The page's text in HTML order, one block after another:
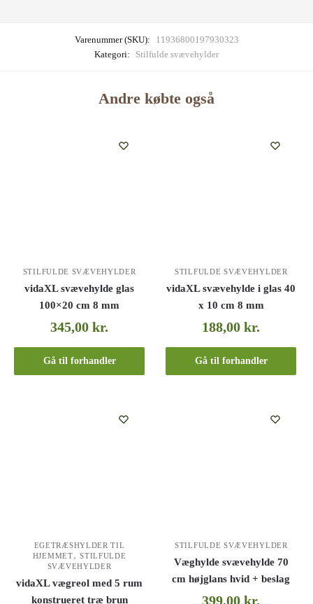
Varenummer (SKU):
11936800197930323
Kategori:
Stilfulde svævehylder
Andre købte også
STILFULDE SVÆVEHYLDER
vidaXL svævehylde glas
100×20 cm 8 mm
345,00kr.
Gå til forhandler
STILFULDE SVÆVEHYLDER
vidaXL svævehylde i glas 40
x 10 cm 8 mm
188,00kr.
Gå til forhandler
EGETRÆSHYLDER TIL
HJEMMET,STILFULDE
SVÆVEHYLDER
vidaXL vægreol med 5 rum
konstrueret træ brun
STILFULDE SVÆVEHYLDER
Væghylde svævehylde 70
cm højglans hvid + beslag
399,00kr.